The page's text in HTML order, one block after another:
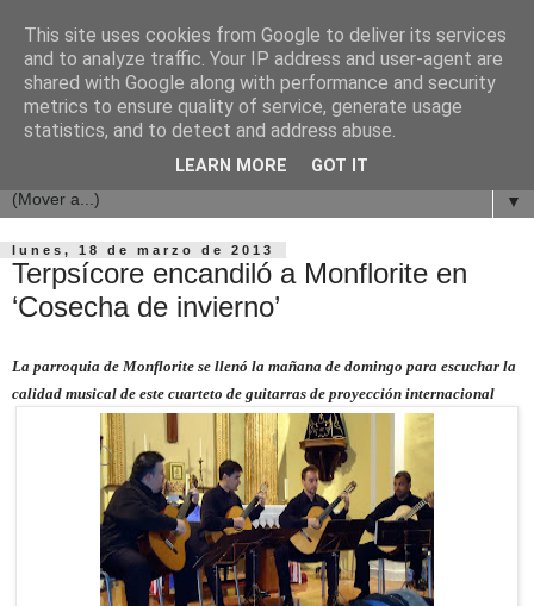
▼
lunes, 18 de marzo de 2013
Terpsícore encandiló a Monflorite en
‘Cosecha de invierno’
La parroquia de Monflorite se llenó la mañana de domingo para escuchar la
calidad musical de este cuarteto de guitarras de proyección internacional
This site uses cookies from Google to deliver its services
and to analyze traffic. Your IP address and user-agent are
shared with Google along with performance and security
metrics to ensure quality of service, generate usage
statistics, and to detect and address abuse.
LEARN MORE GOT IT